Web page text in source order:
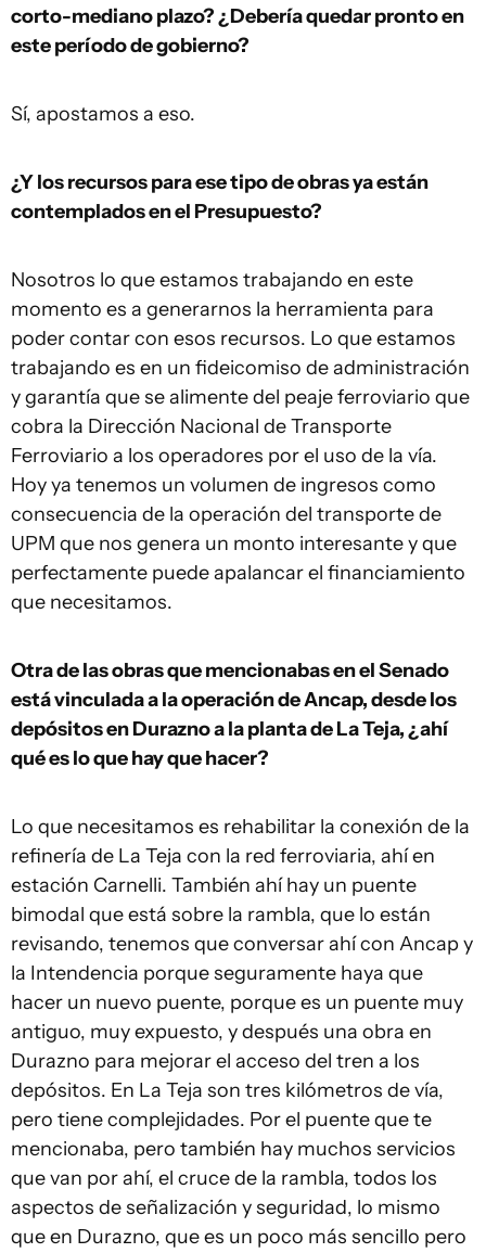
corto-mediano plazo? ¿Debería quedar pronto en
este período de gobierno?
Sí, apostamos a eso.
¿Y los recursos para ese tipo de obras ya están
contemplados en el Presupuesto?
Nosotros lo que estamos trabajando en este
momento es a generarnos la herramienta para
poder contar con esos recursos. Lo que estamos
trabajando es en un fideicomiso de administración
y garantía que se alimente del peaje ferroviario que
cobra la Dirección Nacional de Transporte
Ferroviario a los operadores por el uso de la vía.
Hoy ya tenemos un volumen de ingresos como
consecuencia de la operación del transporte de
UPM que nos genera un monto interesante y que
perfectamente puede apalancar el financiamiento
que necesitamos.
Otra de las obras que mencionabas en el Senado
está vinculada a la operación de Ancap, desde los
depósitos en Durazno a la planta de La Teja, ¿ahí
qué es lo que hay que hacer?
Lo que necesitamos es rehabilitar la conexión de la
refinería de La Teja con la red ferroviaria, ahí en
estación Carnelli. También ahí hay un puente
bimodal que está sobre la rambla, que lo están
revisando, tenemos que conversar ahí con Ancap y
la Intendencia porque seguramente haya que
hacer un nuevo puente, porque es un puente muy
antiguo, muy expuesto, y después una obra en
Durazno para mejorar el acceso del tren a los
depósitos. En La Teja son tres kilómetros de vía,
pero tiene complejidades. Por el puente que te
mencionaba, pero también hay muchos servicios
que van por ahí, el cruce de la rambla, todos los
aspectos de señalización y seguridad, lo mismo
que en Durazno, que es un poco más sencillo pero